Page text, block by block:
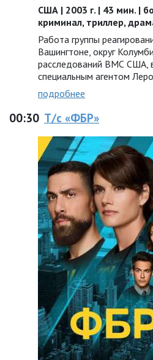
США | 2003 г. | 43 мин. |
криминал, триллер,
Работа группы
Вашингтоне, округ
расследований ВМС США,
специальным агентом
подробнее
00:30 Т/с «ФБР»